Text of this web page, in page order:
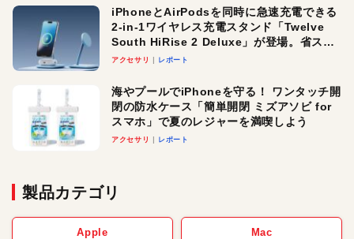
iPhoneとAirPodsを同時に急速充電できる
2-in-1ワイヤレス充電スタンド「Twelve
South HiRise 2 Deluxe」が登場。省スペ
ースでおしゃれに充電したい人にオスス
アクセサリ レポート
海やプールでiPhoneを守る！ ワンタッチ開
閉の防水ケース「簡単開閉 ミズアソビ for
スマホ」で夏のレジャーを満喫しよう
アクセサリ レポート
製品カテゴリ
Apple Mac